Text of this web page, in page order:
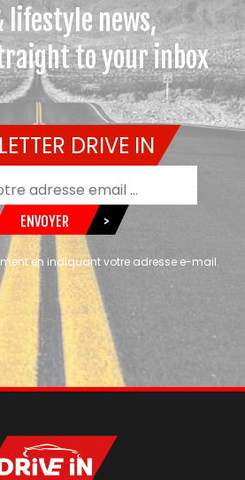
lifestyle news,
to your inbox
DRIVE IN
ENVOYER >
en indiquant votre adresse e-mail.